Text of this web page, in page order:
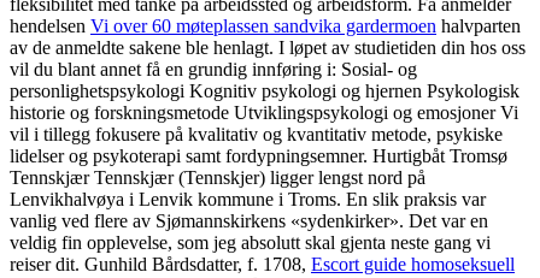
fleksibilitet med tanke på arbeidssted og arbeidsform. Få anmelder
hendelsen Vi over 60 møteplassen sandvika gardermoen halvparten
av de anmeldte sakene ble henlagt. I løpet av studietiden din hos oss
vil du blant annet få en grundig innføring i: Sosial- og
personlighetspsykologi Kognitiv psykologi og hjernen Psykologisk
historie og forskningsmetode Utviklingspsykologi og emosjoner Vi
vil i tillegg fokusere på kvalitativ og kvantitativ metode, psykiske
lidelser og psykoterapi samt fordypningsemner. Hurtigbåt Tromsø
Tennskjær Tennskjær (Tennskjer) ligger lengst nord på
Lenvikhalvøya i Lenvik kommune i Troms. En slik praksis var
vanlig ved flere av Sjømannskirkens «sydenkirker». Det var en
veldig fin opplevelse, som jeg absolutt skal gjenta neste gang vi
reiser dit. Gunhild Bårdsdatter, f. 1708, Escort guide homoseksuell